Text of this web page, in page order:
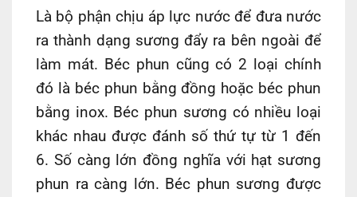
Là bộ phận chịu áp lực nước để đưa nước
ra thành dạng sương đẩy ra bên ngoài để
làm mát. Béc phun cũng có 2 loại chính
đó là béc phun bằng đồng hoặc béc phun
bằng inox. Béc phun sương có nhiều loại
khác nhau được đánh số thứ tự từ 1 đến
6. Số càng lớn đồng nghĩa với hạt sương
phun ra càng lớn. Béc phun sương được